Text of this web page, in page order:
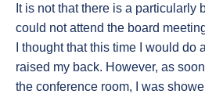
It is not that there is a particularly
could not attend the board
I thought that this time I would do
raised my back. However, as
the conference room, I was